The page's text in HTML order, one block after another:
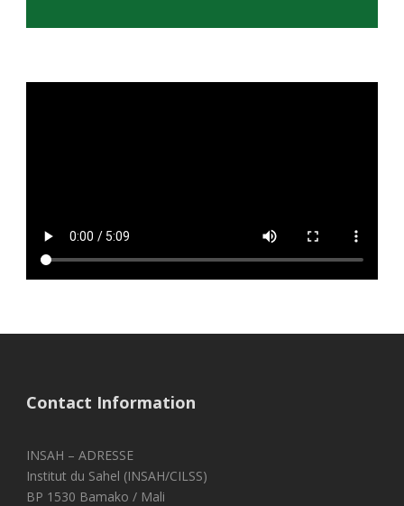
Contact Information
INSAH – ADRESSE
Institut du Sahel (INSAH/CILSS)
BP 1530 Bamako / Mali